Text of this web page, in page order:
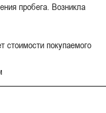
пробега. Возникла
покупаемого